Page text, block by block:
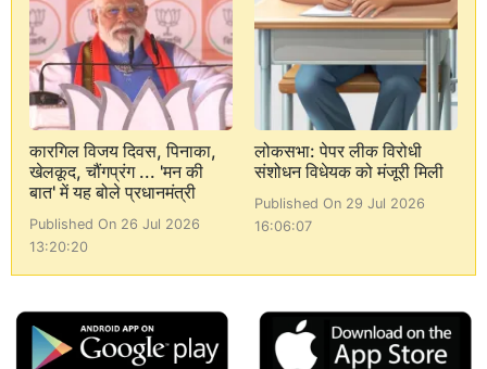
कारगिल विजय दिवस, पिनाका,
खेलकूद, चौंगप्रंग ... 'मन की
बात' में यह बोले प्रधानमंत्री
Published On 26 Jul 2026
13:20:20
लोकसभा: पेपर लीक विरोधी
संशोधन विधेयक को मंजूरी मिली
Published On 29 Jul 2026
16:06:07